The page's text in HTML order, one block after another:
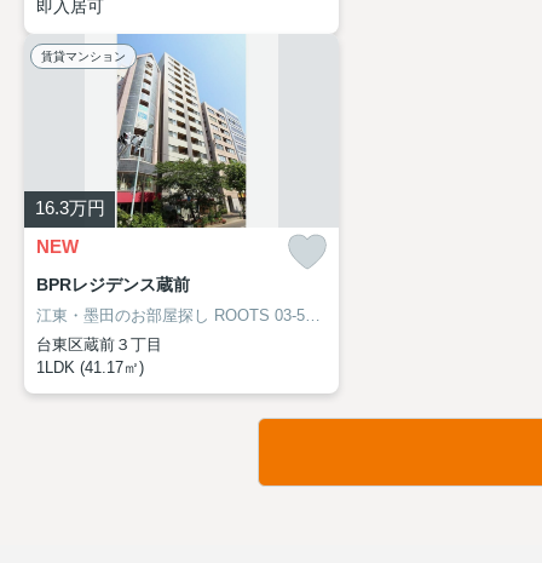
即入居可
賃貸マンション
16.3万円
NEW
BPRレジデンス蔵前
江東・墨田のお部屋探し ROOTS 03-5638-8866
台東区蔵前３丁目
1LDK (41.17㎡)